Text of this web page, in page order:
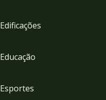
Edificações
Educação
Esportes